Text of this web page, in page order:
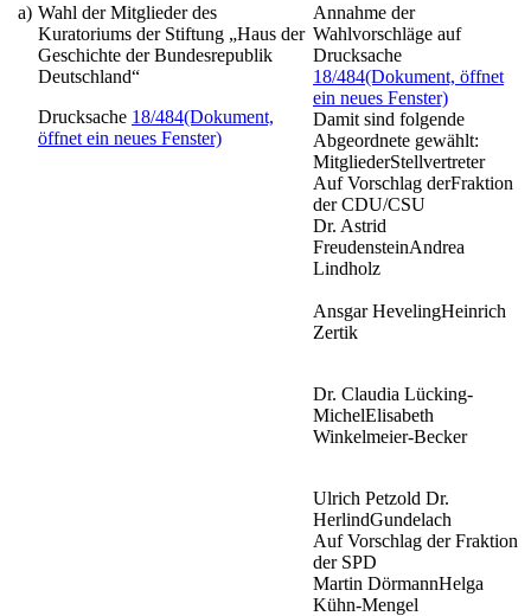
a) Wahl der Mitglieder des
Kuratoriums der Stiftung „Haus der
Geschichte der Bundesrepublik
Deutschland“
Drucksache 18/484(Dokument,
öffnet ein neues Fenster)
Annahme der
Wahlvorschläge auf
Drucksache
18/484(Dokument, öffnet
ein neues Fenster)
Damit sind folgende
Abgeordnete gewählt:
MitgliederStellvertreter
Auf Vorschlag derFraktion
der CDU/CSU
Dr. Astrid
FreudensteinAndrea
Lindholz
Ansgar HevelingHeinrich
Zertik
Dr. Claudia Lücking-
MichelElisabeth
Winkelmeier-Becker
Ulrich Petzold Dr.
HerlindGundelach
Auf Vorschlag der Fraktion
der SPD
Martin DörmannHelga
Kühn-Mengel